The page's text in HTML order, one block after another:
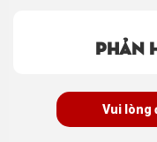
Phản
Vui lòng